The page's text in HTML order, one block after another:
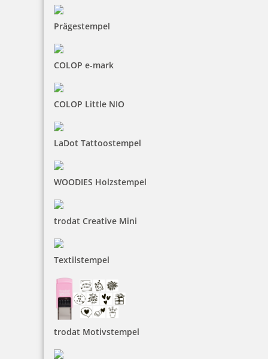
Prägestempel
COLOP e-mark
COLOP Little NIO
LaDot Tattoostempel
WOODIES Holzstempel
trodat Creative Mini
Textilstempel
trodat Motivstempel
171,60 €
Jetzt gestalten